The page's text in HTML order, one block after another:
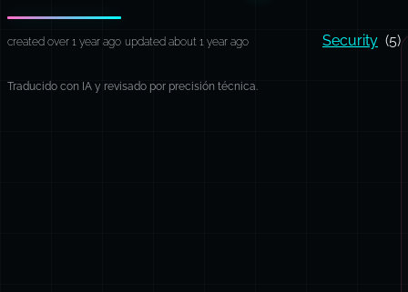
created over 1 year ago updated about 1 year ago Security (5)
Traducido con IA y revisado por precisión técnica.